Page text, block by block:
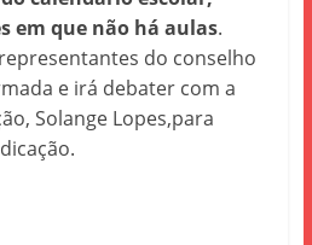
em que não há aulas.
do conselho
e irá debater com a
Solange Lopes,para